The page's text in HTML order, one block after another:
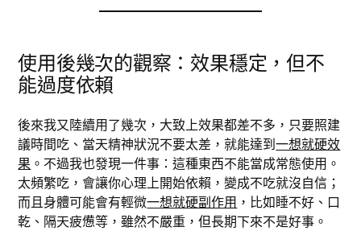
使用後幾次的觀察：效果穩定，但不
能過度依賴
後來我又陸續用了幾次，大致上效果都差不多，只要照建
議時間吃、當天精神狀況不要太差，就能達到一想就硬效
果 。不過我也發現一件事：這種東西不能當成常態使用。
太頻繁吃，會讓你心理上開始依賴，變成不吃就沒自信；
而且身體可能會有輕微一想就硬副作用 ，比如睡不好、口
乾、隔天疲憊等，雖然不嚴重，但長期下來不是好事。